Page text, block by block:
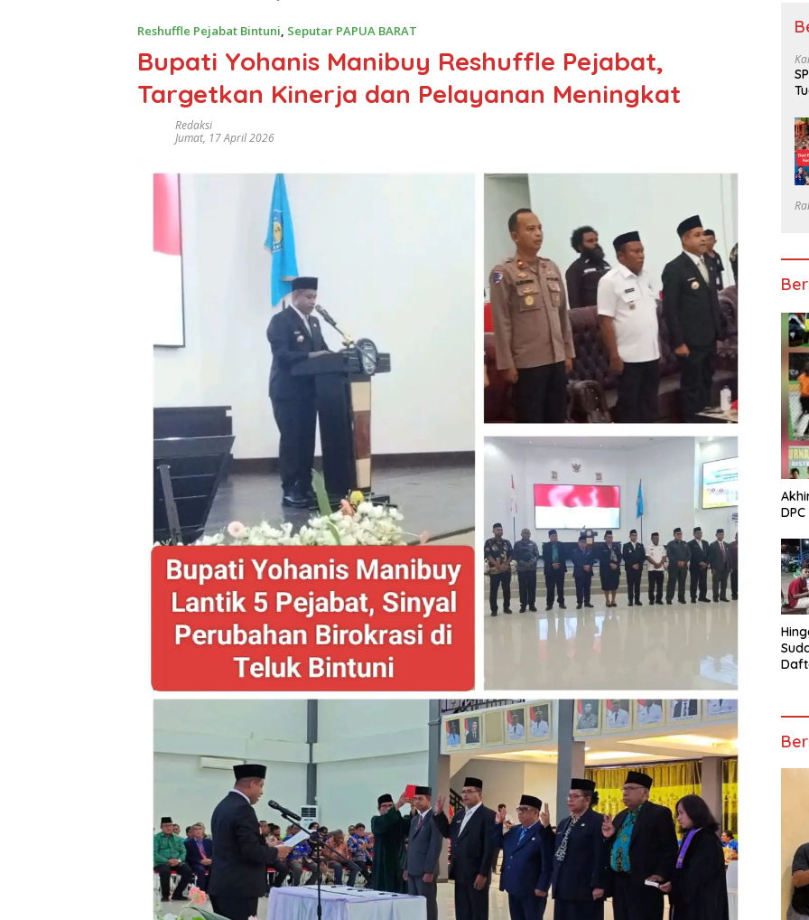
Reshuffle Pejabat Bintuni, Seputar PAPUA BARAT
Bupati Yohanis Manibuy Reshuffle Pejabat,
Targetkan Kinerja dan Pelayanan Meningkat
Redaksi
Jumat, 17 April 2026